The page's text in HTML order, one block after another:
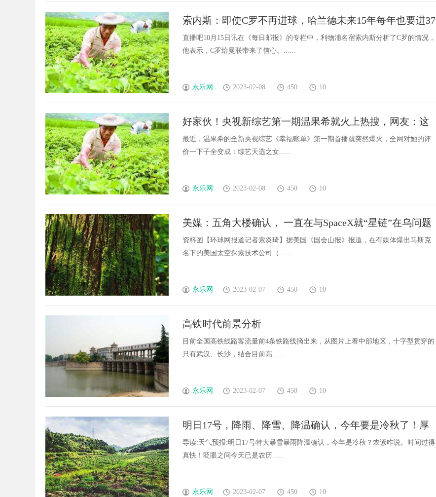
索内斯：即使C罗不再进球，哈兰德未来15年每年也要进37
球才赶上
直播吧10月15日讯在《每日邮报》的专栏中，利物浦名宿索内斯分析了C罗的情况，
他表示，C罗给曼联带来了信心。......
永乐网 2023-02-08 450 10
好家伙！央视新综艺第一期温果希就火上热搜，网友：这
是现实版游戏天选女主吗？
最近，温果希的全新央视综艺《幸福账单》第一期首播就突然爆火，全网对她的评
价一下子全变成：综艺天选之女......
永乐网 2023-02-08 450 10
美媒：五角大楼确认， 一直在与SpaceX就“星链”在乌问题
进行沟通
资料图【环球网报道记者索炎琦】据美国《国会山报》报道，在有媒体爆出马斯克
名下的美国太空探索技术公司（......
永乐网 2023-02-07 450 10
高铁时代前景分析
目前全国高铁线路客流量前4条铁路线摘出来，从图片上看中部地区，十字型贯穿的
只有武汉、长沙，结合目前高......
永乐网 2023-02-07 450 10
明日17号，降雨、降雪、降温确认，今年要是冷秋了！厚
衣服穿起来
导读:天气预报:明日17号特大暴雪暴雨降温确认，今年是冷秋？农谚咋说。时间过得
真快！眨眼之间今天已是农历......
永乐网 2023-02-07 450 10